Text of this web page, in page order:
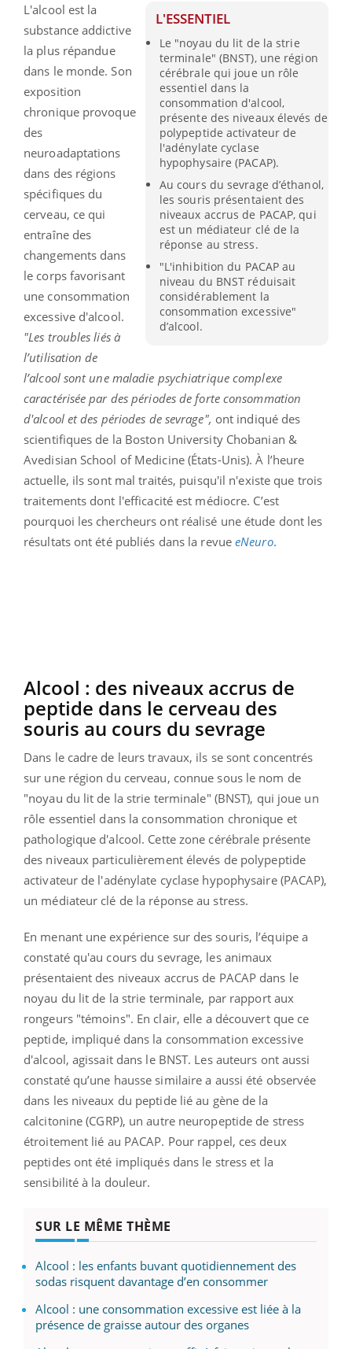
L'ESSENTIEL
Le "noyau du lit de la strie
terminale" (BNST), une région
cérébrale qui joue un rôle
essentiel dans la
consommation d'alcool,
présente des niveaux élevés de
polypeptide activateur de
l'adénylate cyclase
hypophysaire (PACAP).
Au cours du sevrage d’éthanol,
les souris présentaient des
niveaux accrus de PACAP, qui
est un médiateur clé de la
réponse au stress.
"L'inhibition du PACAP au
niveau du BNST réduisait
considérablement la
consommation excessive"
d’alcool.
L'alcool est la
substance addictive
la plus répandue
dans le monde. Son
exposition
chronique provoque
des
neuroadaptations
dans des régions
spécifiques du
cerveau, ce qui
entraîne des
changements dans
le corps favorisant
une consommation
excessive d'alcool.
"Les troubles liés à
l’utilisation de
l’alcool sont une maladie psychiatrique complexe
caractérisée par des périodes de forte consommation
d'alcool et des périodes de sevrage", ont indiqué des
scientifiques de la Boston University Chobanian &
Avedisian School of Medicine (États-Unis). À l’heure
actuelle, ils sont mal traités, puisqu'il n'existe que trois
traitements dont l'efficacité est médiocre. C’est
pourquoi les chercheurs ont réalisé une étude dont les
résultats ont été publiés dans la revueeNeuro.
Alcool : des niveaux accrus de
peptide dans le cerveau des
souris au cours du sevrage
Dans le cadre de leurs travaux, ils se sont concentrés
sur une région du cerveau, connue sous le nom de
"noyau du lit de la strie terminale" (BNST), qui joue un
rôle essentiel dans la consommation chronique et
pathologique d'alcool. Cette zone cérébrale présente
des niveaux particulièrement élevés de polypeptide
activateur de l'adénylate cyclase hypophysaire (PACAP),
un médiateur clé de la réponse au stress.
En menant une expérience sur des souris, l’équipe a
constaté qu'au cours du sevrage, les animaux
présentaient des niveaux accrus de PACAP dans le
noyau du lit de la strie terminale, par rapport aux
rongeurs "témoins". En clair, elle a découvert que ce
peptide, impliqué dans la consommation excessive
d'alcool, agissait dans le BNST. Les auteurs ont aussi
constaté qu’une hausse similaire a aussi été observée
dans les niveaux du peptide lié au gène de la
calcitonine (CGRP), un autre neuropeptide de stress
étroitement lié au PACAP. Pour rappel, ces deux
peptides ont été impliqués dans le stress et la
sensibilité à la douleur.
SUR LE MÊME THÈME
Alcool : les enfants buvant quotidiennement des
sodas risquent davantage d’en consommer
Alcool : une consommation excessive est liée à la
présence de graisse autour des organes